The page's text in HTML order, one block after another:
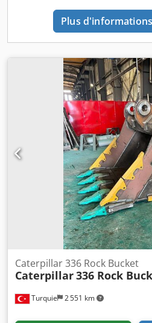
Plus
Turquie 2 551 km
Caterpillar 336 Rock Bucket
Caterpillar336 Rock